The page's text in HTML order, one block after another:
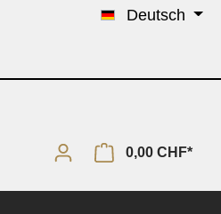
Deutsch
0,00 CHF*